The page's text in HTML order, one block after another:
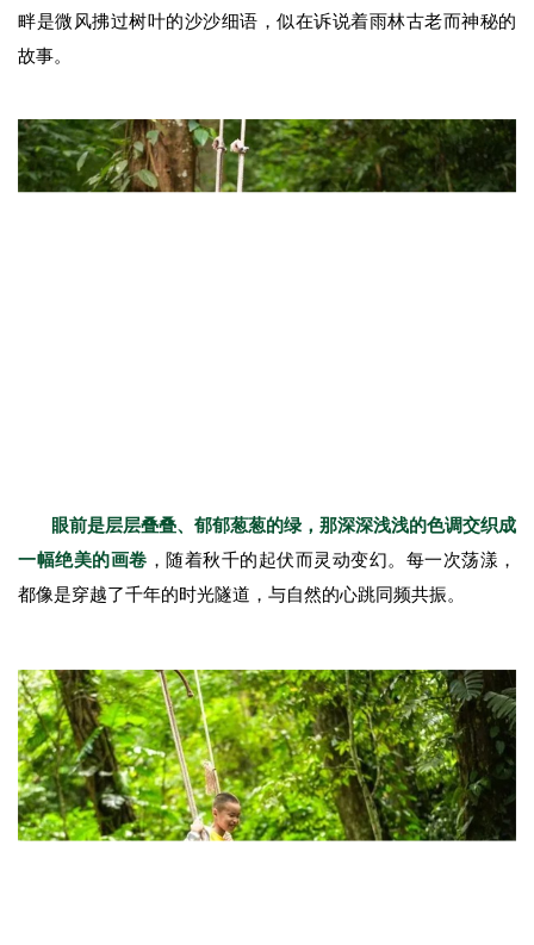
畔是微风拂过树叶的沙沙细语，似在诉说着雨林古老而神秘的
故事。
眼前是层层叠叠、郁郁葱葱的绿，那深深浅浅的色调交织成
一幅绝美的画卷 ，随着秋千的起伏而灵动变幻。每一次荡漾，
都像是穿越了千年的时光隧道，与自然的心跳同频共振。